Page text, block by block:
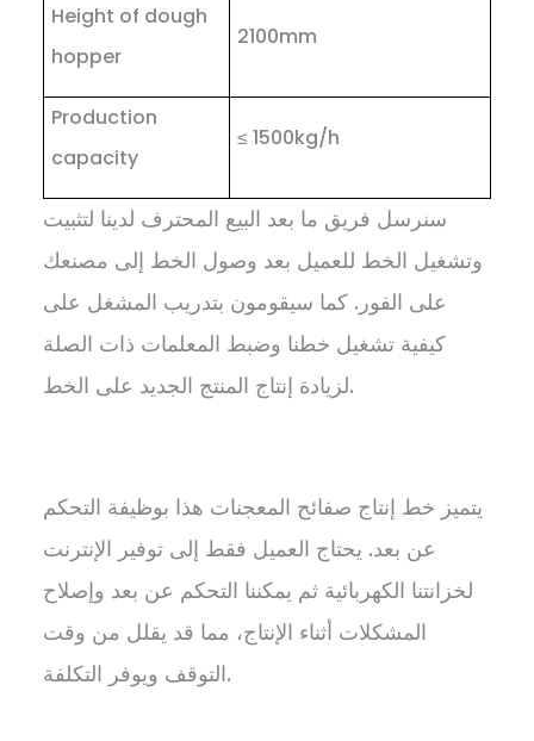
Height of dough
hopper
2100mm
Production
capacity
≤ 1500kg/h
سنرسل فريق ما بعد البيع المحترف لدينا لتثبيت
وتشغيل الخط للعميل بعد وصول الخط إلى مصنعك
على الفور. كما سيقومون بتدريب المشغل على
كيفية تشغيل خطنا وضبط المعلمات ذات الصلة
لزيادة إنتاج المنتج الجديد على الخط.
يتميز خط إنتاج صفائح المعجنات هذا بوظيفة التحكم
عن بعد. يحتاج العميل فقط إلى توفير الإنترنت
لخزانتنا الكهربائية ثم يمكننا التحكم عن بعد وإصلاح
المشكلات أثناء الإنتاج، مما قد يقلل من وقت
التوقف ويوفر التكلفة.